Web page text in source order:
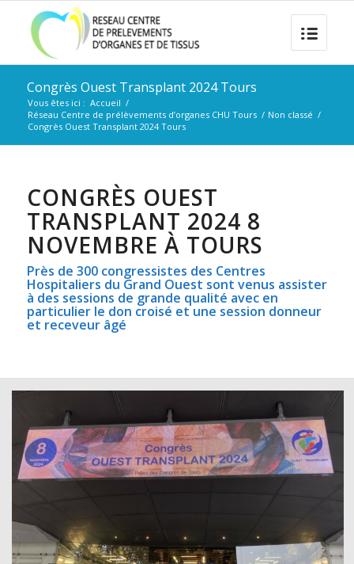
Congrès Ouest Transplant 2024 Tours
Vous êtes ici : Accueil /
Réseau Centre de prélèvements d’organes CHU Tours / Non classé /
Congrès Ouest Transplant 2024 Tours
CONGRÈS OUEST
TRANSPLANT 2024 8
NOVEMBRE À TOURS
Près de 300 congressistes des Centres
Hospitaliers du Grand Ouest sont venus assister
à des sessions de grande qualité avec en
particulier le don croisé et une session donneur
et receveur âgé